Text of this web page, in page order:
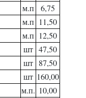
м.п
6,75
м.п 11,50
м.п 12,50
шт 47,50
шт 87,50
шт 160,00
м.п. 10,00